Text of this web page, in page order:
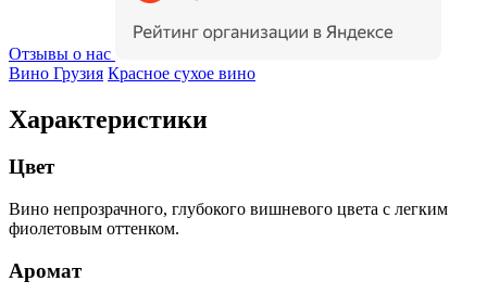
Отзывы о нас
Вино Грузия Красное сухое вино
Характеристики
Цвет
Вино непрозрачного, глубокого вишневого цвета с легким
фиолетовым оттенком.
Аромат